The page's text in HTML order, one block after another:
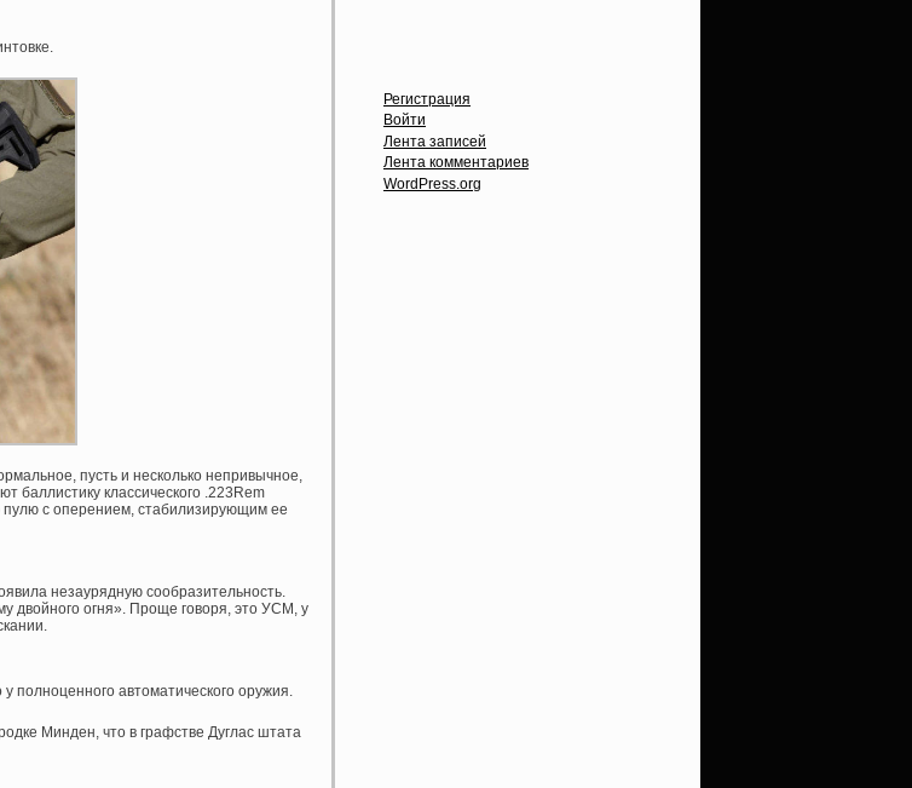
пусть и несколько непривычное,
классического .223Rem
пулю с оперением, стабилизирующим ее
незаурядную сообразительность.
двойного огня». Проще говоря, это УСМ, у
полноценного автоматического оружия.
Минден, что в графстве Дуглас штата
Регистрация
Войти
Лента записей
Лента комментариев
WordPress.org